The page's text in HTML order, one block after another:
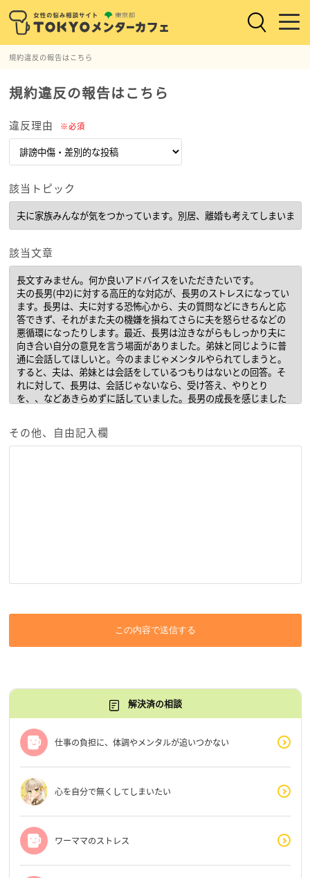
規約違反の報告はこちら
規約違反の報告はこちら
違反理由 ※必須
該当トピック
該当文章
その他、自由記入欄
この内容で送信する
解決済の相談
仕事の負担に、体調やメンタルが追いつかない
心を自分で無くしてしまいたい
ワーママのストレス